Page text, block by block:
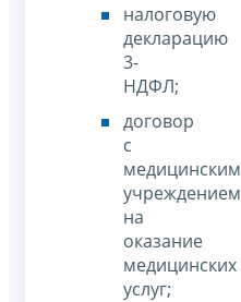
налоговую
декларацию
3-
НДФЛ;
договор
с
медицинским
учреждением
на
оказание
медицинских
услуг;